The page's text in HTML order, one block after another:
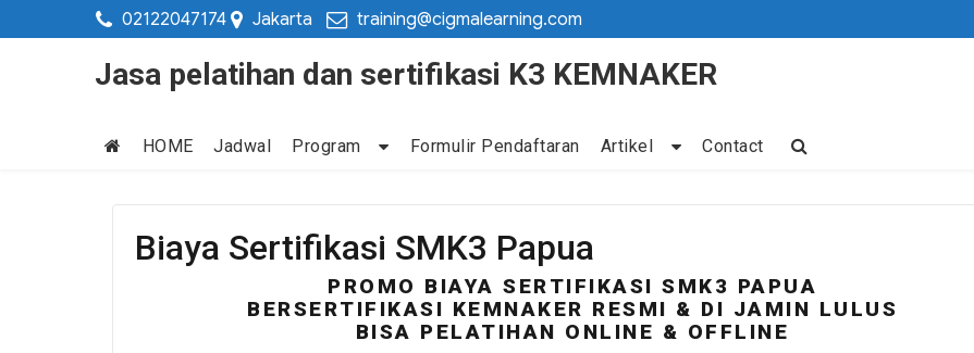
02122047174 Jakarta training@cigmalearning.com
Jasa pelatihan dan sertifikasi K3 KEMNAKER
HOME Jadwal Program Formulir Pendaftaran Artikel Contact
Biaya Sertifikasi SMK3 Papua
PROMO BIAYA SERTIFIKASI SMK3 PAPUA
BERSERTIFIKASI KEMNAKER RESMI & DI JAMIN LULUS
BISA PELATIHAN ONLINE & OFFLINE